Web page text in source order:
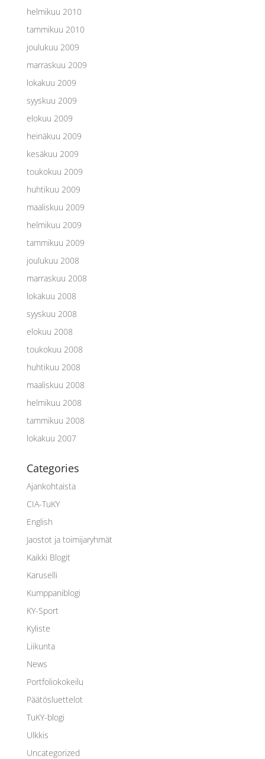
helmikuu 2010
tammikuu 2010
joulukuu 2009
marraskuu 2009
lokakuu 2009
syyskuu 2009
elokuu 2009
heinäkuu 2009
kesäkuu 2009
toukokuu 2009
huhtikuu 2009
maaliskuu 2009
helmikuu 2009
tammikuu 2009
joulukuu 2008
marraskuu 2008
lokakuu 2008
syyskuu 2008
elokuu 2008
toukokuu 2008
huhtikuu 2008
maaliskuu 2008
helmikuu 2008
tammikuu 2008
lokakuu 2007
Categories
Ajankohtaista
CIA-TuKY
English
Jaostot ja toimijaryhmät
Kaikki Blogit
Karuselli
Kumppaniblogi
KY-Sport
Kyliste
Liikunta
News
Portfoliokokeilu
Päätösluettelot
TuKY-blogi
Ulkkis
Uncategorized